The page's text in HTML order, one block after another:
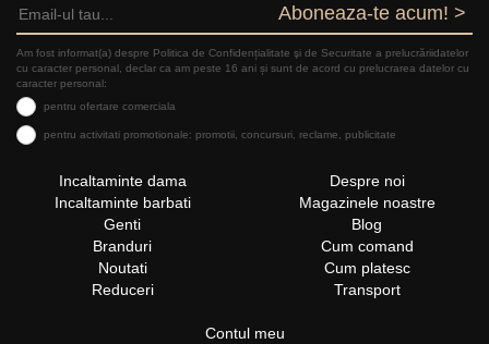
Aboneaza-te acum! >
Am fost informat(a) despre Politica de Confidențialitate şi de Securitate a prelucrăriidatelor
cu caracter personal, declar ca am peste 16 ani și sunt de acord cu prelucrarea datelor cu
caracter personal:
pentru ofertare comerciala
pentru activitati promotionale: promotii, concursuri, reclame, publicitate
Incaltaminte dama
Incaltaminte barbati
Genti
Branduri
Noutati
Reduceri
Despre noi
Magazinele noastre
Blog
Cum comand
Cum platesc
Transport
Contul meu